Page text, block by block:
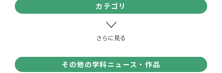
カテゴリ
その他の学科ニュース・作品